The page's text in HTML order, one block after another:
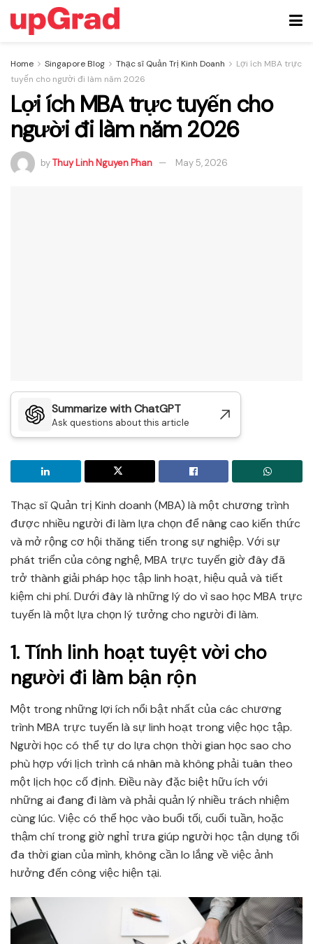
Home Singapore Blog Thạc sĩ Quản Trị Kinh Doanh
Lợi ích MBA trực
tuyến cho người đi làm năm 2026
Lợi ích MBA trực tuyến cho
người đi làm năm 2026
byThuy Linh Nguyen Phan May 5, 2026
Summarize with ChatGPT
Ask questions about this article
Thạc sĩ Quản trị Kinh doanh (MBA) là một chương trình
được nhiều người đi làm lựa chọn để nâng cao kiến thức
và mở rộng cơ hội thăng tiến trong sự nghiệp. Với sự
phát triển của công nghệ, MBA trực tuyến giờ đây đã
trở thành giải pháp học tập linh hoạt, hiệu quả và tiết
kiệm chi phí. Dưới đây là những lý do vì sao học MBA trực
tuyến là một lựa chọn lý tưởng cho người đi làm.
1. Tính linh hoạt tuyệt vời cho
người đi làm bận rộn
Một trong những lợi ích nổi bật nhất của các chương
trình MBA trực tuyến là sự linh hoạt trong việc học tập.
Người học có thể tự do lựa chọn thời gian học sao cho
phù hợp với lịch trình cá nhân mà không phải tuân theo
một lịch học cố định. Điều này đặc biệt hữu ích với
những ai đang đi làm và phải quản lý nhiều trách nhiệm
cùng lúc. Việc có thể học vào buổi tối, cuối tuần, hoặc
thậm chí trong giờ nghỉ trưa giúp người học tận dụng tối
đa thời gian của mình, không cần lo lắng về việc ảnh
hưởng đến công việc hiện tại.